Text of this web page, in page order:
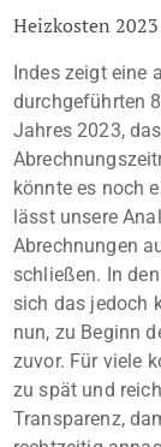
Heizkosten
Indes zeigt eine
durchgeführten
Jahres 2023,
könnte es noch
lässt unsere
Abrechnungen
schließen. In
sich das jedoch
nun, zu Beginn
zuvor. Für viele
zu spät und
Transparenz,